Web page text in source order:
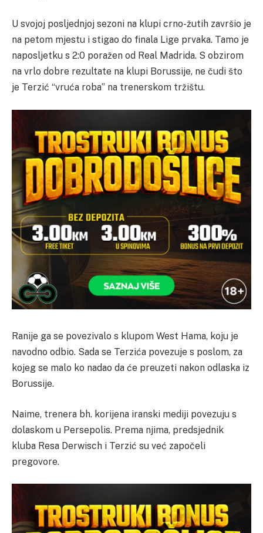
U svojoj posljednjoj sezoni na klupi crno-žutih završio je
na petom mjestu i stigao do finala Lige prvaka. Tamo je
naposljetku s 2:0 poražen od Real Madrida. S obzirom
na vrlo dobre rezultate na klupi Borussije, ne čudi što
je Terzić “vruća roba” na trenerskom tržištu.
Ranije ga se povezivalo s klupom West Hama, koju je
navodno odbio. Sada se Terzića povezuje s poslom, za
kojeg se malo ko nadao da će preuzeti nakon odlaska iz
Borussije.
Naime, trenera bh. korijena iranski mediji povezuju s
dolaskom u Persepolis. Prema njima, predsjednik
kluba Resa Derwisch i Terzić su već započeli
pregovore.